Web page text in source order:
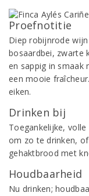
Proefnotitie
Diep robijnrode
bosaardbei, zwarte
en sappig in smaak
een mooie
eiken.
Drinken bij
Toegankelijke,
om zo te drinken,
gehaktbrood met
Houdbaarheid
Nu drinken;